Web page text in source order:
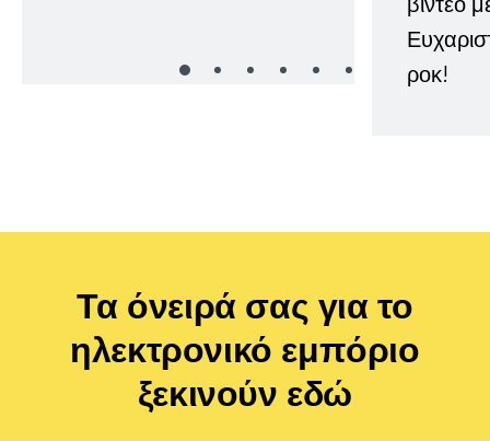
ροκ!
Τα όνειρά σας για το
ηλεκτρονικό εμπόριο
ξεκινούν εδώ